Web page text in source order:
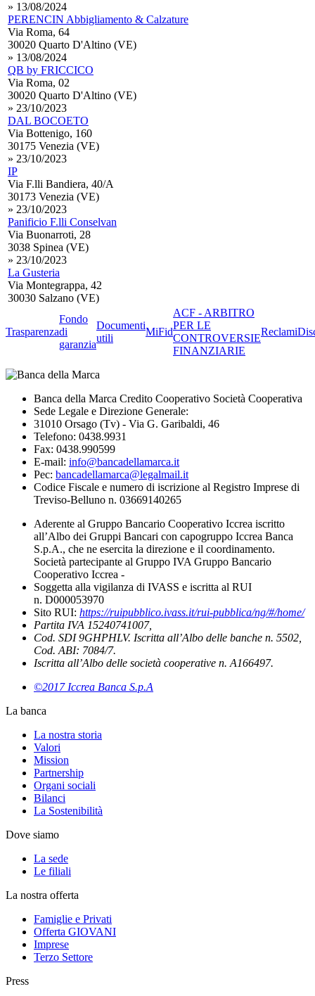
» 13/08/2024
PERENCIN Abbigliamento & Calzature
Via Roma, 64
30020 Quarto D'Altino (VE)
» 13/08/2024
QB by FRICCICO
Via Roma, 02
30020 Quarto D'Altino (VE)
» 23/10/2023
DAL BOCOETO
Via Bottenigo, 160
30175 Venezia (VE)
» 23/10/2023
IP
Via F.lli Bandiera, 40/A
30173 Venezia (VE)
» 23/10/2023
Panificio F.lli Conselvan
Via Buonarroti, 28
3038 Spinea (VE)
» 23/10/2023
La Gusteria
Via Montegrappa, 42
30030 Salzano (VE)
Trasparenza
Fondo
di
garanzia
Documenti
utili
MiFid
ACF - ARBITRO
PER LE
CONTROVERSIE
FINANZIARIE
Reclami
Banca della Marca Credito Cooperativo Società Cooperativa
Sede Legale e Direzione Generale:
31010 Orsago (Tv) - Via G. Garibaldi, 46
Telefono: 0438.9931
Fax: 0438.990599
E-mail: info@bancadellamarca.it
Pec: bancadellamarca@legalmail.it
Codice Fiscale e numero di iscrizione al Registro Imprese di
Treviso-Belluno n. 03669140265
Aderente al Gruppo Bancario Cooperativo Iccrea iscritto
all’Albo dei Gruppi Bancari con capogruppo Iccrea Banca
S.p.A., che ne esercita la direzione e il coordinamento.
Società partecipante al Gruppo IVA Gruppo Bancario
Cooperativo Iccrea -
Soggetta alla vigilanza di IVASS e iscritta al RUI
n. D000053970
Sito RUI: https://ruipubblico.ivass.it/rui-pubblica/ng/#/home/
Partita IVA 15240741007,
Cod. SDI 9GHPHLV. Iscritta all’Albo delle banche n. 5502,
Cod. ABI: 7084/7.
Iscritta all’Albo delle società cooperative n. A166497.
©2017 Iccrea Banca S.p.A
La banca
La nostra storia
Valori
Mission
Partnership
Organi sociali
Bilanci
La Sostenibilità
Dove siamo
La sede
Le filiali
La nostra offerta
Famiglie e Privati
Offerta GIOVANI
Imprese
Terzo Settore
Press